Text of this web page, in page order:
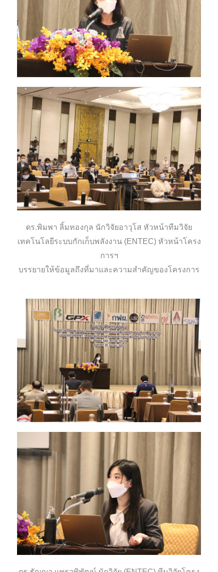
ดร.พิมพา ลิ้มทองกุล นักวิจัยอาวุโส หัวหน้าทีมวิจัย
เทคโนโลยีระบบกักเก็บพลังงาน (ENTEC) หัวหน้าโครง
การฯ
บรรยายให้ข้อมูลถึงที่มาและความสำคัญของโครงการ